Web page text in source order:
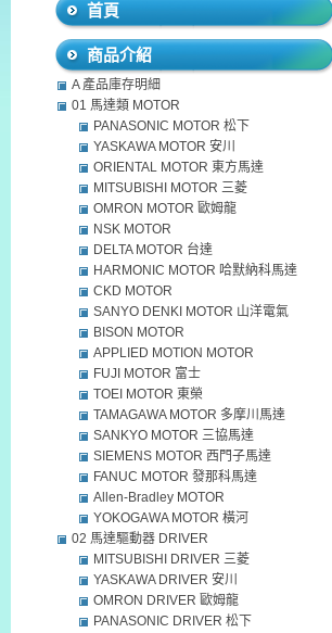
首頁
商品介紹
A 產品庫存明細
01 馬達類 MOTOR
PANASONIC MOTOR 松下
YASKAWA MOTOR 安川
ORIENTAL MOTOR 東方馬達
MITSUBISHI MOTOR 三菱
OMRON MOTOR 歐姆龍
NSK MOTOR
DELTA MOTOR 台達
HARMONIC MOTOR 哈默納科馬達
CKD MOTOR
SANYO DENKI MOTOR 山洋電氣
BISON MOTOR
APPLIED MOTION MOTOR
FUJI MOTOR 富士
TOEI MOTOR 東榮
TAMAGAWA MOTOR 多摩川馬達
SANKYO MOTOR 三協馬達
SIEMENS MOTOR 西門子馬達
FANUC MOTOR 發那科馬達
Allen-Bradley MOTOR
YOKOGAWA MOTOR 橫河
02 馬達驅動器 DRIVER
MITSUBISHI DRIVER 三菱
YASKAWA DRIVER 安川
OMRON DRIVER 歐姆龍
PANASONIC DRIVER 松下